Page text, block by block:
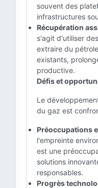
souvent des
infrastructures
Récupération
s'agit d'utiliser
extraire du
existants,
productive.
Défis et
Le
du gaz est
Préoccupations
l'empreinte
est une
solutions
responsables.
Progrès